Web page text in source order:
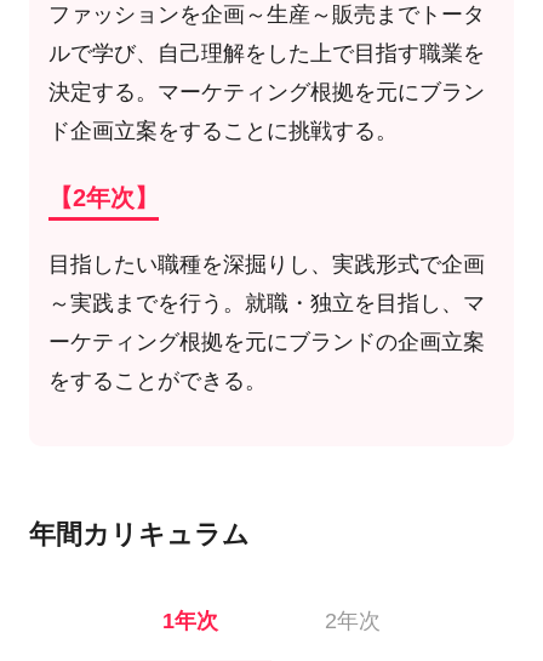
ファッションを企画～生産～販売までトータ
ルで学び、自己理解をした上で目指す職業を
決定する。マーケティング根拠を元にブラン
ド企画立案をすることに挑戦する。
【2年次】
目指したい職種を深掘りし、実践形式で企画
～実践までを行う。就職・独立を目指し、マ
ーケティング根拠を元にブランドの企画立案
をすることができる。
年間カリキュラム
1年次 2年次